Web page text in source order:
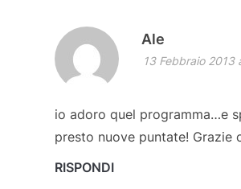
Ale
13 Febbraio 2013
io adoro quel programma…e
presto nuove puntate! Grazie
RISPONDI